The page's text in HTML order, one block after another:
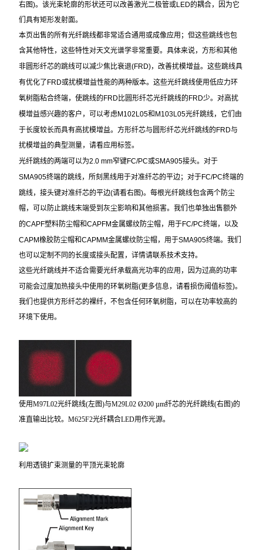
右图)。该光束轮廓的形状还可以改善激光二极管或LED的耦合，因为它
们具有矩形发射面。
本页出售的所有光纤跳线都非常适合通用或成像应用；但这些跳线也包
含其他特性，这些特性对天文光谱学非常重要。具体来说，方形和其他
非圆形纤芯的跳线可以减少焦比衰退(FRD)，改善扰模增益。这些跳线具
有优化了 FRD或扰模增益性能的两种版本。这些光纤跳线使用低应力环
氧树脂粘合终端，使跳线的FRD 比圆形纤芯光纤跳线的FRD少。对高扰
模增益感兴趣的客户，可以考虑M102L05和 M103L05光纤跳线，它们由
于长度较长而具有高扰模增益。方形纤芯与圆形纤芯光纤跳线的FRD与
扰模增益的典型测量，请看应用标签。
光纤跳线的两端可以为2.0 mm窄键FC/PC或SMA905接头。对于
SMA905终端的跳线，所刻黑线用于对准纤芯的平边；对于FC/PC终端的
跳线，接头键对准纤芯的平边(请看右图)。每根光纤跳线包含两个防尘
帽，可以防止跳线末端受到灰尘影响和其他损害。我们也单独出售额外
的CAPF塑料防尘帽和CAPFM金属螺纹防尘帽，用于FC/PC终端，以及
CAPM橡胶防尘帽和CAPMM金属螺纹防尘帽，用于SMA905终端。我们
也可以定制不同的长度或接头配置，详情请联系技术支持。
这些光纤跳线并不适合需要光纤承载高光功率的应用，因为过高的功率
可能会过度加热接头中使用的环氧树脂(更多信息，请看损伤阈值标签)。
我们也提供方形纤芯的裸纤，不包含任何环氧树脂，可以在功率较高的
环境下使用。
使用M97L02光纤跳线(左图)与M29L02 Ø200 µm纤芯的光纤跳线(右图)的
准直输出比较。M625F2光纤耦合LED用作光源。
利用透镜扩束测量的平顶光束轮廓